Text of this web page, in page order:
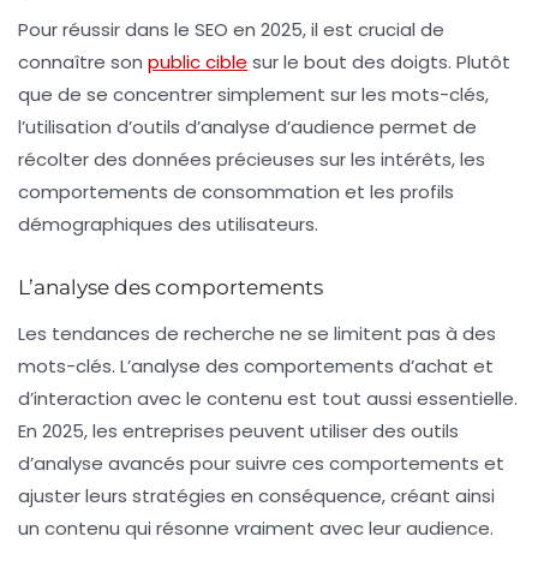
Pour réussir dans le SEO en 2025, il est crucial de
connaître son public cible sur le bout des doigts. Plutôt
que de se concentrer simplement sur les mots-clés,
l’utilisation d’outils d’analyse d’audience permet de
récolter des données précieuses sur les intérêts, les
comportements de consommation et les profils
démographiques des utilisateurs.
L’analyse des comportements
Les tendances de recherche ne se limitent pas à des
mots-clés. L’analyse des comportements d’achat et
d’interaction avec le contenu est tout aussi essentielle.
En 2025, les entreprises peuvent utiliser des outils
d’analyse avancés pour suivre ces comportements et
ajuster leurs stratégies en conséquence, créant ainsi
un contenu qui résonne vraiment avec leur audience.